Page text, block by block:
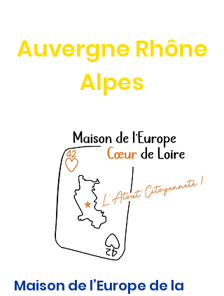
Auvergne Rhône
Alpes
Maison de l’Europe de la